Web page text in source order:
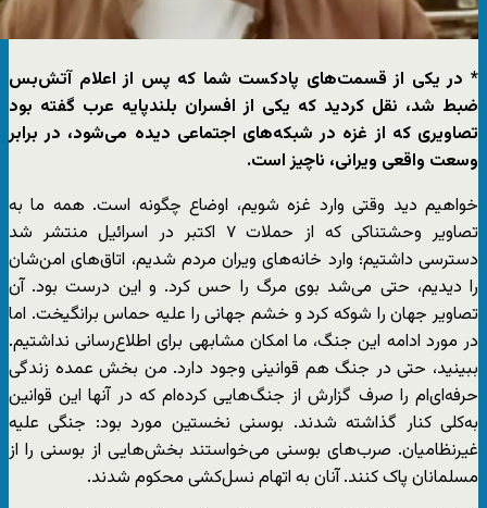
* در یکی از قسمت‌های پادکست شما که پس از اعلام آتش‌بس
ضبط شد، نقل کردید که یکی از افسران بلندپایه عرب گفته بود
تصاویری که از غزه در شبکه‌های اجتماعی دیده می‌شود، در برابر
وسعت واقعی ویرانی، ناچیز است.
خواهیم دید وقتی وارد غزه شویم، اوضاع چگونه است. همه ما به
تصاویر وحشتناکی که از حملات ۷ اکتبر در اسرائیل منتشر شد
دسترسی داشتیم؛ وارد خانه‌های ویران مردم شدیم، اتاق‌های امن‌شان
را دیدیم، حتی می‌شد بوی مرگ را حس کرد. و این درست بود. آن
تصاویر جهان را شوکه کرد و خشم جهانی را علیه حماس برانگیخت. اما
در مورد ادامه این جنگ، ما امکان مشابهی برای اطلاع‌رسانی نداشتیم.
ببینید، حتی در جنگ هم قوانینی وجود دارد. من بخش عمده زندگی
حرفه‌ای‌ام را صرف گزارش از جنگ‌هایی کرده‌ام که در آنها این قوانین
به‌کلی کنار گذاشته شدند. بوسنی نخستین مورد بود: جنگی علیه
غیرنظامیان. صرب‌های بوسنی می‌خواستند بخش‌هایی از بوسنی را از
مسلمانان پاک کنند. آنان به اتهام نسل‌کشی محکوم شدند.